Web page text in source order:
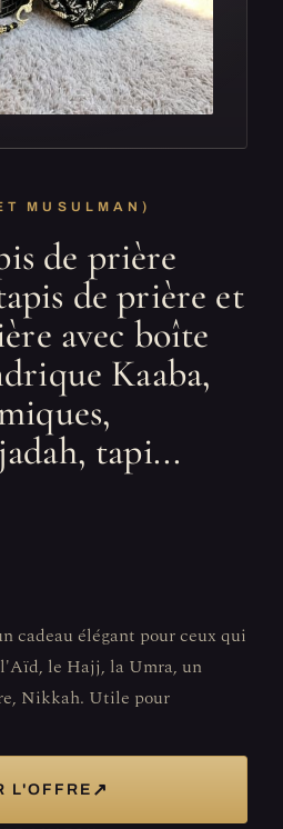
MUSULMAN)
de prière
de prière et
avec boîte
Kaaba,
tapi...
cadeau élégant pour ceux qui
le Hajj, la Umra, un
Nikkah. Utile pour
L'OFFRE ↗